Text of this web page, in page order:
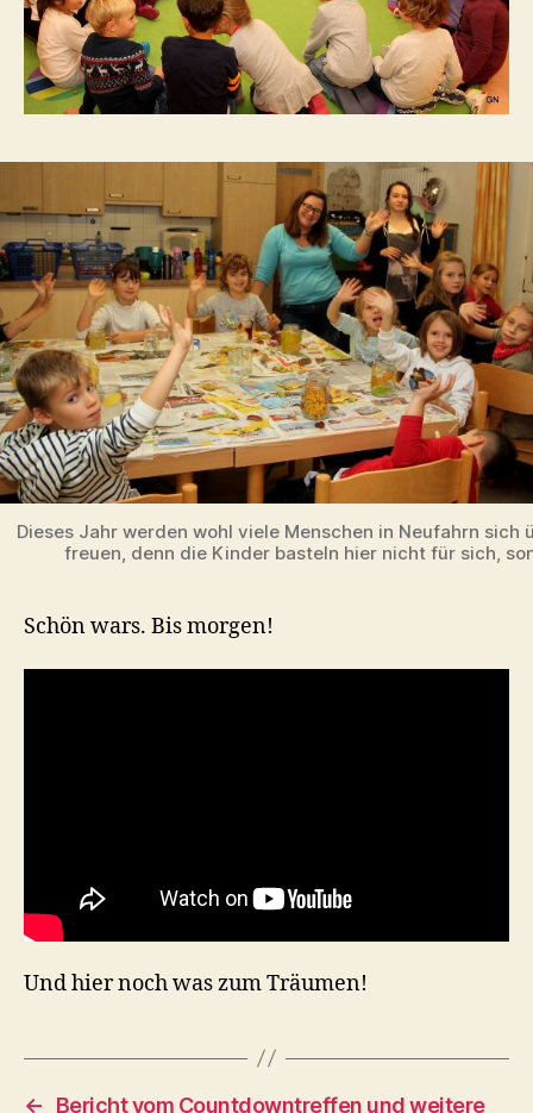
Dieses Jahr werden wohl viele Menschen in Neufahrn sich
freuen, denn die Kinder basteln hier nicht für sich,
Schön wars. Bis morgen!
Und hier noch was zum Träumen!
← Bericht vom Countdowntreffen und weitere